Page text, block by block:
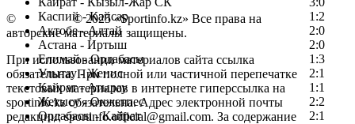
Каспий - Кайсар
1:2
Актобе - Алтай
2:0
Астана - Иртыш
2:0
Елимай - Ордабасы
1:3
Улытау - Женис
2:1
Кайрат - Атырау
1:1
Жетысу - Окжетпес
2:2
Ордабасы - Кайрат
2:1
© Copyright© 2025 «Sportinfo.kz» Все права на
авторские материалы защищены.
При использовании материалов сайта ссылка
обязательна. При полной или частичной перепечатке
текстовых материалов в интернете гиперссылка на
sportinfo.kz обязательна. Адрес электронной почты
редакции: sportinfo.official@gmail.com. За содержание